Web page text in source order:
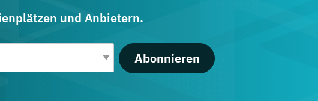
und Anbietern.
Abonnieren